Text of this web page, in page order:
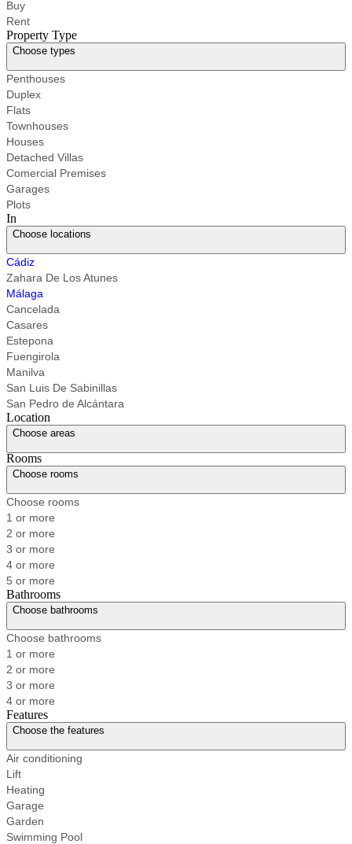
Buy
Rent
Property Type
Choose types
Penthouses
Duplex
Flats
Townhouses
Houses
Detached Villas
Comercial Premises
Garages
Plots
In
Choose locations
Cádiz
Zahara De Los Atunes
Málaga
Cancelada
Casares
Estepona
Fuengirola
Manilva
San Luis De Sabinillas
San Pedro de Alcántara
Location
Choose areas
Rooms
Choose rooms
Choose rooms
1 or more
2 or more
3 or more
4 or more
5 or more
Bathrooms
Choose bathrooms
Choose bathrooms
1 or more
2 or more
3 or more
4 or more
Features
Choose the features
Air conditioning
Lift
Heating
Garage
Garden
Swimming Pool